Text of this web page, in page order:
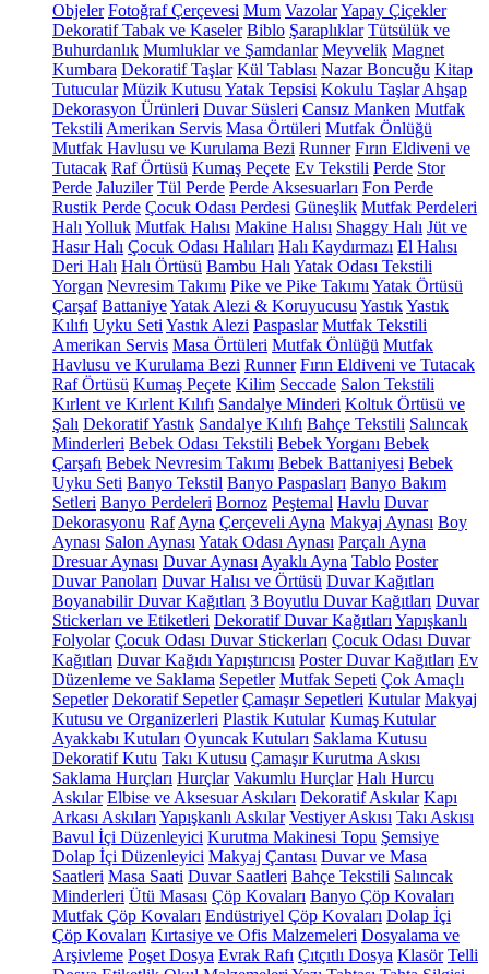
Objeler Fotoğraf Çerçevesi Mum VazolarYapay Çiçekler
Dekoratif Tabak ve Kaseler Biblo Şaraplıklar Tütsülük ve
Buhurdanlık Mumluklar ve Şamdanlar Meyvelik Magnet
Kumbara Dekoratif Taşlar Kül Tablası Nazar Boncuğu Kitap
Tutucular Müzik Kutusu Yatak Tepsisi Kokulu Taşlar Ahşap
Dekorasyon Ürünleri Duvar Süsleri Cansız Manken Mutfak
Tekstili Amerikan Servis Masa Örtüleri Mutfak Önlüğü
Mutfak Havlusu ve Kurulama Bezi Runner Fırın Eldiveni ve
Tutacak Raf Örtüsü Kumaş Peçete Ev Tekstili Perde Stor
Perde Jaluziler Tül Perde Perde Aksesuarları Fon Perde
Rustik Perde Çocuk Odası Perdesi Güneşlik Mutfak Perdeleri
Halı Yolluk Mutfak Halısı Makine Halısı Shaggy Halı Jüt ve
Hasır Halı Çocuk Odası Halıları Halı Kaydırmazı El Halısı
Deri Halı Halı Örtüsü Bambu Halı Yatak Odası Tekstili
Yorgan Nevresim Takımı Pike ve Pike Takımı Yatak Örtüsü
Çarşaf BattaniyeYatak Alezi & Koruyucusu YastıkYastık
Kılıfı Uyku Seti Yastık Alezi Paspaslar Mutfak Tekstili
Amerikan Servis Masa Örtüleri Mutfak Önlüğü Mutfak
Havlusu ve Kurulama Bezi Runner Fırın Eldiveni ve Tutacak
Raf Örtüsü Kumaş Peçete Kilim Seccade Salon Tekstili
Kırlent ve Kırlent Kılıfı Sandalye Minderi Koltuk Örtüsü ve
Şalı Dekoratif Yastık Sandalye Kılıfı Bahçe Tekstili Salıncak
Minderleri Bebek Odası Tekstili Bebek Yorganı Bebek
Çarşafı Bebek Nevresim Takımı Bebek Battaniyesi Bebek
Uyku Seti Banyo Tekstil Banyo Paspasları Banyo Bakım
Setleri Banyo Perdeleri Bornoz Peştemal Havlu Duvar
Dekorasyonu Raf Ayna Çerçeveli Ayna Makyaj Aynası Boy
Aynası Salon Aynası Yatak Odası Aynası Parçalı Ayna
Dresuar Aynası Duvar Aynası Ayaklı Ayna Tablo Poster
Duvar Panoları Duvar Halısı ve Örtüsü Duvar Kağıtları
Boyanabilir Duvar Kağıtları 3 Boyutlu Duvar Kağıtları Duvar
Stickerları ve Etiketleri Dekoratif Duvar Kağıtları Yapışkanlı
Folyolar Çocuk Odası Duvar Stickerları Çocuk Odası Duvar
Kağıtları Duvar Kağıdı Yapıştırıcısı Poster Duvar Kağıtları Ev
Düzenleme ve Saklama Sepetler Mutfak Sepeti Çok Amaçlı
Sepetler Dekoratif Sepetler Çamaşır Sepetleri Kutular Makyaj
Kutusu ve Organizerleri Plastik Kutular Kumaş Kutular
Ayakkabı Kutuları Oyuncak Kutuları Saklama Kutusu
Dekoratif Kutu Takı Kutusu Çamaşır Kurutma Askısı
Saklama Hurçları Hurçlar Vakumlu Hurçlar Halı Hurcu
Askılar Elbise ve Aksesuar Askıları Dekoratif Askılar Kapı
Arkası Askıları Yapışkanlı Askılar Vestiyer Askısı Takı Askısı
Bavul İçi Düzenleyici Kurutma Makinesi Topu Şemsiye
Dolap İçi Düzenleyici Makyaj Çantası Duvar ve Masa
Saatleri Masa Saati Duvar Saatleri Bahçe Tekstili Salıncak
Minderleri Ütü Masası Çöp Kovaları Banyo Çöp Kovaları
Mutfak Çöp Kovaları Endüstriyel Çöp Kovaları Dolap İçi
Çöp Kovaları Kırtasiye ve Ofis Malzemeleri Dosyalama ve
Arşivleme Poşet Dosya Evrak Rafı Çıtçıtlı Dosya Klasör Telli